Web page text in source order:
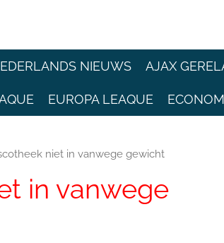
NIEUWS AJAX
EUROPA LEAQUE
niet in vanwege gewicht
in vanwege